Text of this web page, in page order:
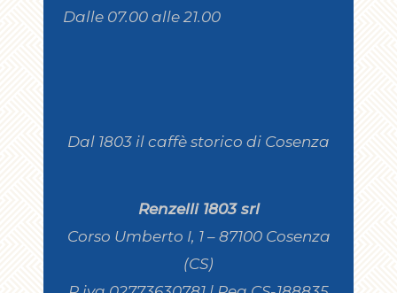
Dalle 07.00 alle 21.00
Dal 1803 il caffè storico di Cosenza
Renzelli 1803 srl
Corso Umberto I, 1 – 87100 Cosenza
(CS)